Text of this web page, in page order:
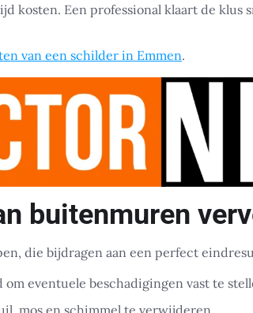
kosten. Een professional klaart de klus
van een schilder in Emmen.
buitenmuren
die bijdragen aan een perfect
eventuele beschadigingen vast te
mos en schimmel te verwijderen.